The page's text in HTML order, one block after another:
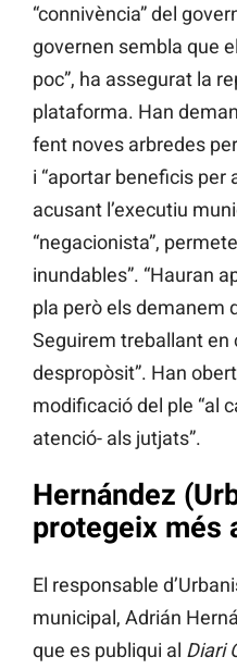
“connivència” del
governen sembla que
poc”, ha assegurat la
plataforma. Han
fent noves arbredes
i “aportar beneficis per
acusant l’executiu
“negacionista”,
inundables”. “Hauran
pla però els demanem
Seguirem treballant en
despropòsit”. Han
modificació del ple “al
atenció- als jutjats”.
Hernández
protegeix més
El responsable
municipal, Adrián
que es publiqui al Diari